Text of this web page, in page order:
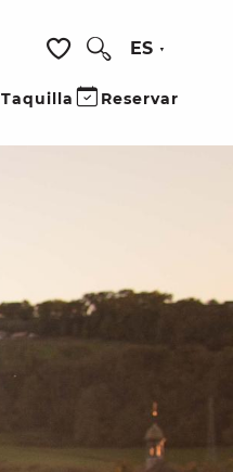
Voir les favoris
ES
Taquilla Reservar